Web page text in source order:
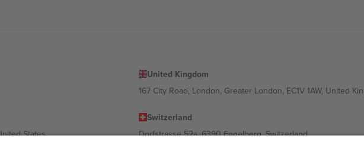
United Kingdom
167 City Road, London, Greater London, EC1V 1AW, United
States
Switzerland
Dorfstrasse 52a, 6390 Engelberg, Switzerland